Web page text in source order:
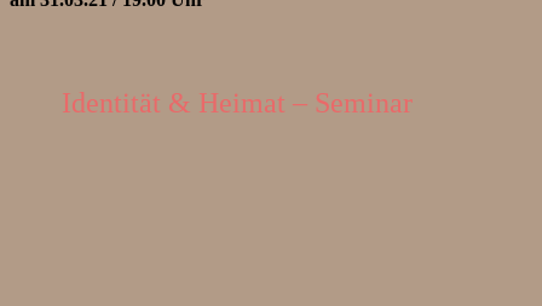
Identität & Heimat – Seminar